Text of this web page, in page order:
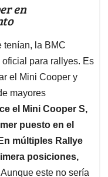
en
tenían, la BMC
para rallyes. Es
el Mini Cooper y
mayores
el Mini Cooper S,
puesto en el
En múltiples Rallye
posiciones,
Aunque este no sería